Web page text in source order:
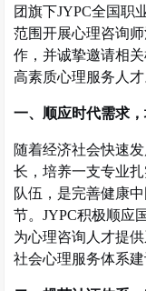
团旗下JYPC全国职
范围开展心理咨询
作，并诚挚邀请相
高素质心理服务人才
一、顺应时代需求
随着经济社会快速
长，培养一支专业
队伍，是完善健康
节。JYPC积极顺应
为心理咨询人才提
社会心理服务体系建